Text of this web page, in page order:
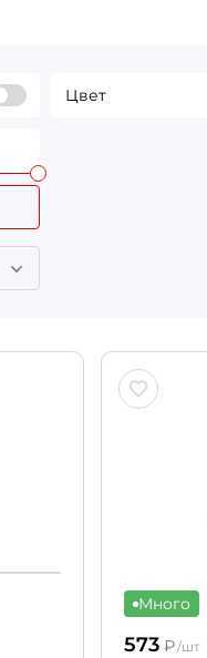
Цвет
Много
573 ₽/шт